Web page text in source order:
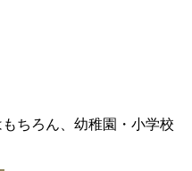
ちろん、幼稚園・小学校